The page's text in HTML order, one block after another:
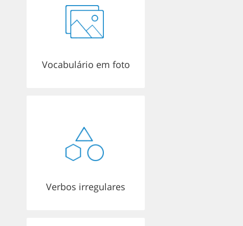
Vocabulário em foto
Verbos irregulares